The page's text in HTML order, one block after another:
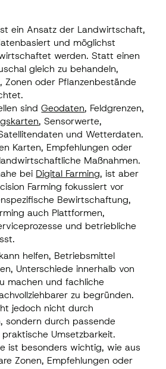
ein Ansatz der Landwirtschaft,
und möglichst
werden. Statt einen
gleich zu behandeln,
Zonen oder Pflanzenbestände
sindGeodaten, Feldgrenzen,
, Sensorwerte,
und Wetterdaten.
Karten, Empfehlungen oder
Maßnahmen.
bei Digital Farming, ist aber
Farming fokussiert vor
Bewirtschaftung,
auch Plattformen,
und betriebliche
helfen, Betriebsmittel
Unterschiede innerhalb von
machen und fachliche
zu begründen.
jedoch nicht durch
sondern durch passende
Umsetzbarkeit.
ist besonders wichtig, wie aus
Zonen, Empfehlungen oder